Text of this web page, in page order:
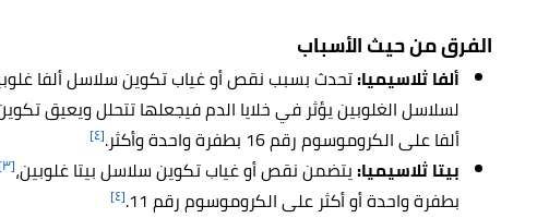
الفرق من حيث الأسباب
ألفا ثلاسيميا:تحدث بسبب نقص أو غياب تكوين سلاسل ألفا
لسلاسل الغلوبين يؤثر في خلايا الدم فيجعلها تتحلل ويعيق تكوين
ألفا على الكروموسوم رقم 16 بطفرة واحدة وأكثر.
[٤]
بيتا ثلاسيميا:يتضمن نقص أو غياب تكوين سلاسل بيتا غلوبين،[٣]
بطفرة واحدة أو أكثر على الكروموسوم رقم 11.
[٤]